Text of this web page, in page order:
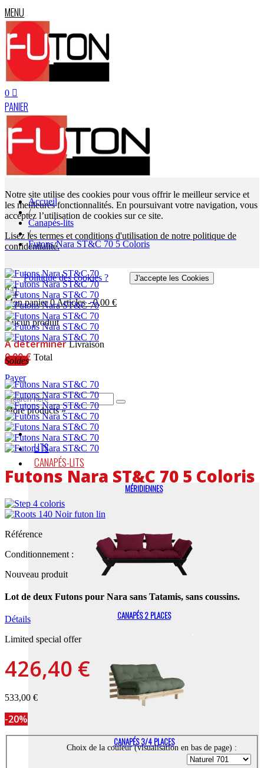
MENU
0
PANIER
Notre site utilise des cookies pour vous offrir le meilleur service et
les meilleures fonctionnalités. En poursuivant votre navigation, vous
acceptez l’utilisation de cookies sur ce site.
Lisez les termes et conditions d'utilisation de notre politique de
confidentialité.
Politique des cookies ? J'accepte les Cookies
0
Mon panier 0Articles - 0,00 €
Aucun produit
A déterminer Livraison
0,00 € Total
Payer
More products »
LITS
CANAPÉS-LITS
MÉRIDIENNES
CANAPÉS 2 PLACES
CANAPÉS 3/4 PLACES
Accueil
/
Canapés-lits
/
Futons Nara ST&C 70 5 Coloris
Soldes
Futons Nara ST&C 70 5 Coloris
Référence
Conditionnement :
Nouveau produit
Lot de deux Futons pour Nara sans Tatamis, sans coussins.
Détails
Limited special offer
426,40 €
533,00 €
-20%
Choix de la couleur (visualisation en bas de page) :